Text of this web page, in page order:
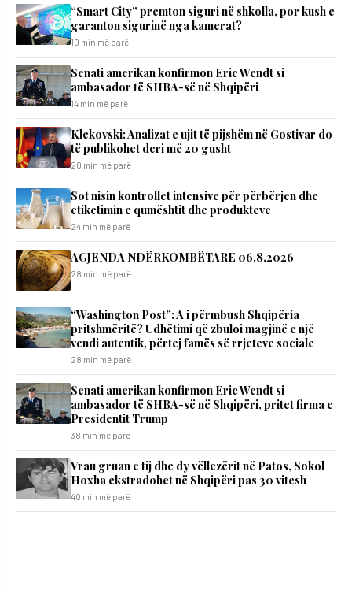
“Smart City” premton siguri në shkolla, por kush e
garanton sigurinë nga kamerat?
10 min më parë
Senati amerikan konfirmon Eric Wendt si
ambasador të SHBA-së në Shqipëri
14 min më parë
Klekovski: Analizat e ujit të pijshëm në Gostivar do
të publikohet deri më 20 gusht
20 min më parë
Sot nisin kontrollet intensive për përbërjen dhe
etiketimin e qumështit dhe produkteve
24 min më parë
AGJENDA NDËRKOMBËTARE 06.8.2026
28 min më parë
“Washington Post”: A i përmbush Shqipëria
pritshmëritë? Udhëtimi që zbuloi magjinë e një
vendi autentik, përtej famës së rrjeteve sociale
28 min më parë
Senati amerikan konfirmon Eric Wendt si
ambasador të SHBA-së në Shqipëri, pritet firma e
Presidentit Trump
38 min më parë
Vrau gruan e tij dhe dy vëllezërit në Patos, Sokol
Hoxha ekstradohet në Shqipëri pas 30 vitesh
40 min më parë